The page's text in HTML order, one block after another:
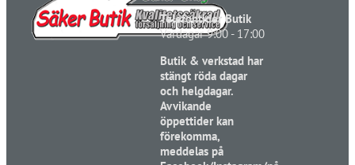
Telefontider Butik
Vardagar 9:00 - 17:00
Butik & verkstad har
stängt röda dagar
och helgdagar.
Avvikande
öppettider kan
förekomma,
meddelas på